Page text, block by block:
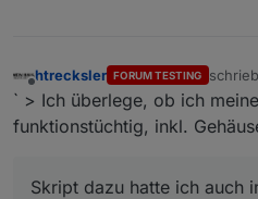
Offline
htrecksler FORUM TESTING
zuletzt
` > Ich überlege, ob ich
funktionstüchtig, inkl.
Skript dazu hatte ich auch